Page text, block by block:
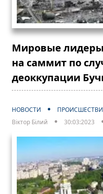
Мировые лидеры
на саммит по
деоккупации
НОВОСТИ
Віктор Білий
30:03:2023